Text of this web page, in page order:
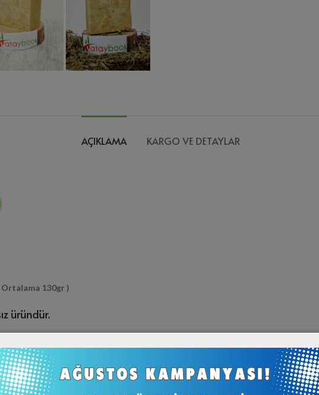
AÇIKLAMA KARGO VE DETAYLAR
130gr )
üründür.
paraben içermez.